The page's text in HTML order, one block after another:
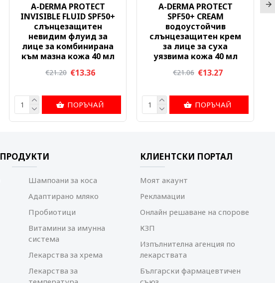
A-DERMA PROTECT
INVISIBLE FLUID SPF50+
слънцезащитен
невидим флуид за
лице за комбинирана
към мазна кожа 40 мл
€13.36
€21.20
ПОРЪЧАЙ
A-DERMA PROTECT
SPF50+ CREAM
водоустойчив
слънцезащитен крем
за лице за суха
уязвима кожа 40 мл
€13.27
€21.06
ПОРЪЧАЙ
ПРОДУКТИ
Шампоани за коса
Адаптирано мляко
Пробиотици
Витамини за имунна
система
Лекарства за хрема
Лекарства за
КЛИЕНТСКИ ПОРТАЛ
Моят акаунт
Рекламации
Онлайн решаване на спорове
КЗП
Изпълнителна агенция по
лекарствата
Български фармацевтичен